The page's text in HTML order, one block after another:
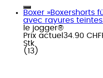
Boxer »Boxershorts
avec rayures
le jogger®
Prix actuel 34.90 CHF
Stk
( 13 )